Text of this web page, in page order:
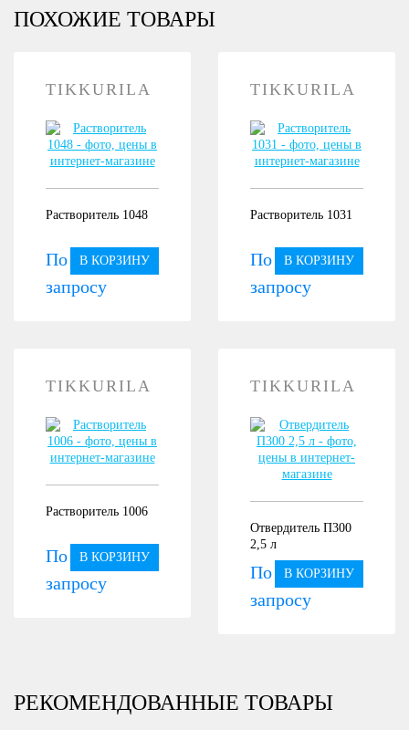
ПОХОЖИЕ ТОВАРЫ
TIKKURILA
Растворитель 1048
В КОРЗИНУ
По
запросу
TIKKURILA
Растворитель 1031
В КОРЗИНУ
По
запросу
TIKKURILA
Растворитель 1006
В КОРЗИНУ
По
запросу
TIKKURILA
Отвердитель П300
2,5 л
В КОРЗИНУ
По
запросу
РЕКОМЕНДОВАННЫЕ ТОВАРЫ